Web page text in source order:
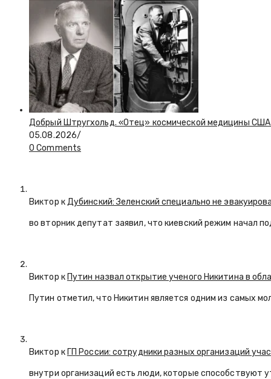
Добрый Штругхольд. «Отец» космической медицины
05.08.2026/
0 Comments
Виктор кДубинский: Зеленский специально не
во вторник депутат заявил, что киевский режим начал
Виктор к Путин назвал открытие ученого Никитина в
Путин отметил, что Никитин является одним из самых
Виктор к ГП России: сотрудники разных организаций
внутри организаций есть люди, которые способствуют